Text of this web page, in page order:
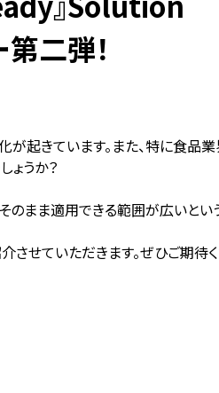
二弾！
起きています。また、特に食品
うか？
まま適用できる範囲が広いとい
せていただきます。ぜひご期待く